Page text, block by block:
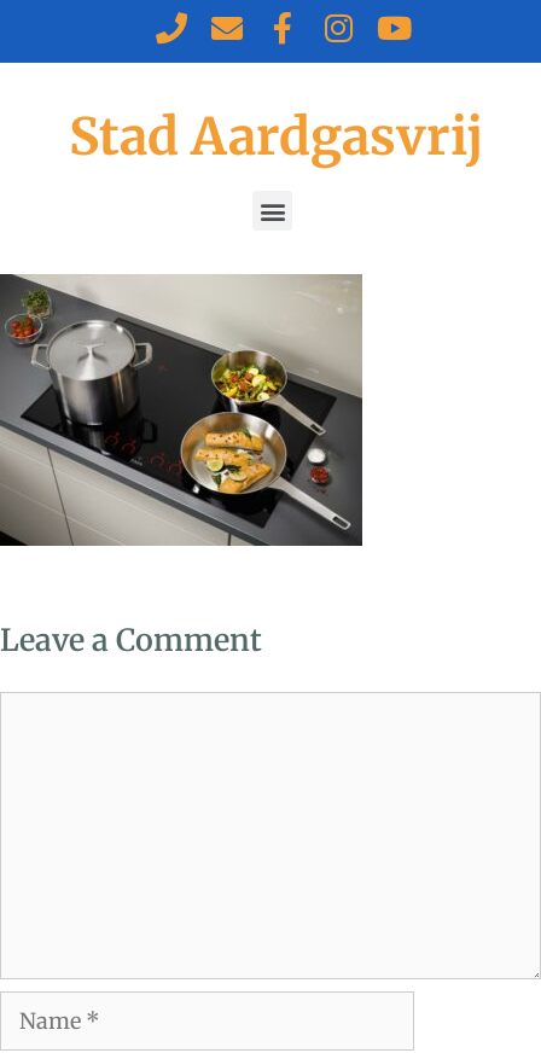
Stad Aardgasvrij
Leave a Comment